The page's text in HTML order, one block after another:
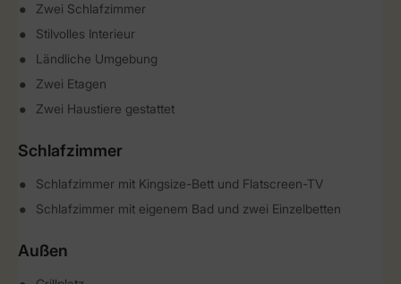
Zwei Schlafzimmer
Stilvolles Interieur
Ländliche Umgebung
Zwei Etagen
Zwei Haustiere gestattet
Schlafzimmer
Schlafzimmer mit Kingsize-Bett und Flatscreen-TV
Schlafzimmer mit eigenem Bad und zwei Einzelbetten
Außen